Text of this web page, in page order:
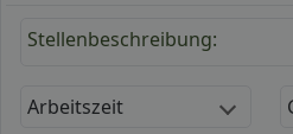
Stellenbeschreibung:
Arbeitszeit